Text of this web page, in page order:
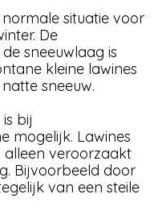
normale situatie voor
De
sneeuwlaag is
kleine lawines
sneeuw.
bij
mogelijk. Lawines
veroorzaakt
Bijvoorbeeld door
van een steile